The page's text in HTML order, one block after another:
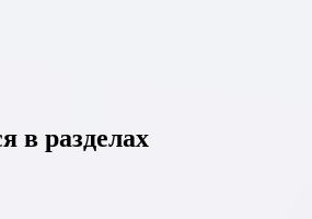
в разделах